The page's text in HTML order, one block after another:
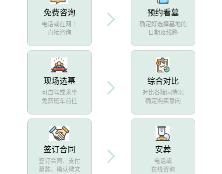
免费咨询
电话或在网上
直接咨询
预约看墓
确定好选择墓地的
日期及线路
现场选墓
可自驾或乘坐
免费班车前往
综合对比
对比各陵园情况
确定购买意向
签订合同
签订合同、支付
墓款、确认碑文
安葬
电话或
在线咨询